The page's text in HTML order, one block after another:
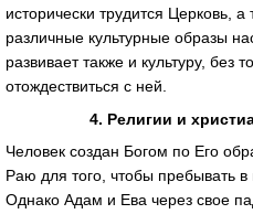
исторически трудится Церковь,
различные культурные образы
развивает также и культуру, без
отождествиться с ней.
4. Религии и
Человек создан Богом по Его
Раю для того, чтобы пребывать
Однако Адам и Ева через свое